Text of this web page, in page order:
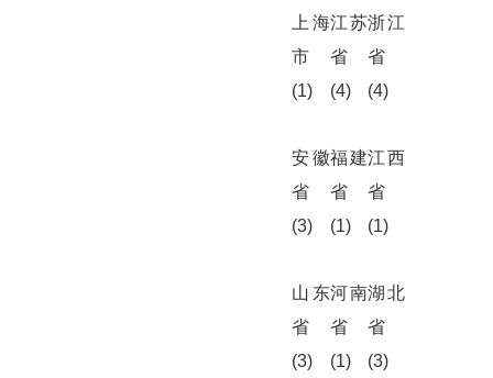
上海
市
(1)
江苏
省
(4)
浙江
省
(4)
安徽
省
(3)
福建
省
(1)
江西
省
(1)
山东
省
(3)
河南
省
(1)
湖北
省
(3)